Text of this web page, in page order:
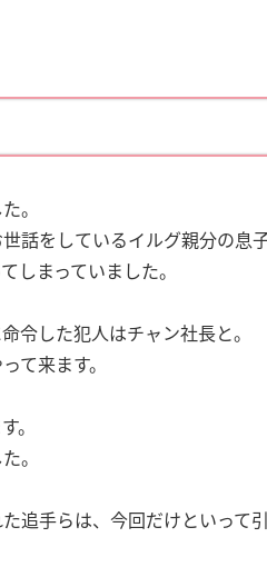
。
話をしているイルグ親分の息子
しまっていました。
令した犯人はチャン社長と。
て来ます。
。
。
追手らは、今回だけといって引